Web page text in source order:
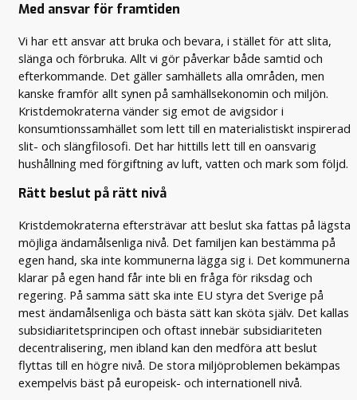
Med ansvar för framtiden
Vi har ett ansvar att bruka och bevara, i stället för att slita,
slänga och förbruka. Allt vi gör påverkar både samtid och
efterkommande. Det gäller samhällets alla områden, men
kanske framför allt synen på samhällsekonomin och miljön.
Kristdemokraterna vänder sig emot de avigsidor i
konsumtionssamhället som lett till en materialistiskt inspirerad
slit- och slängfilosofi. Det har hittills lett till en oansvarig
hushållning med förgiftning av luft, vatten och mark som följd.
Rätt beslut på rätt nivå
Kristdemokraterna eftersträvar att beslut ska fattas på lägsta
möjliga ändamålsenliga nivå. Det familjen kan bestämma på
egen hand, ska inte kommunerna lägga sig i. Det kommunerna
klarar på egen hand får inte bli en fråga för riksdag och
regering. På samma sätt ska inte EU styra det Sverige på
mest ändamålsenliga och bästa sätt kan sköta själv. Det kallas
subsidiaritetsprincipen och oftast innebär subsidiariteten
decentralisering, men ibland kan den medföra att beslut
flyttas till en högre nivå. De stora miljöproblemen bekämpas
exempelvis bäst på europeisk- och internationell nivå.